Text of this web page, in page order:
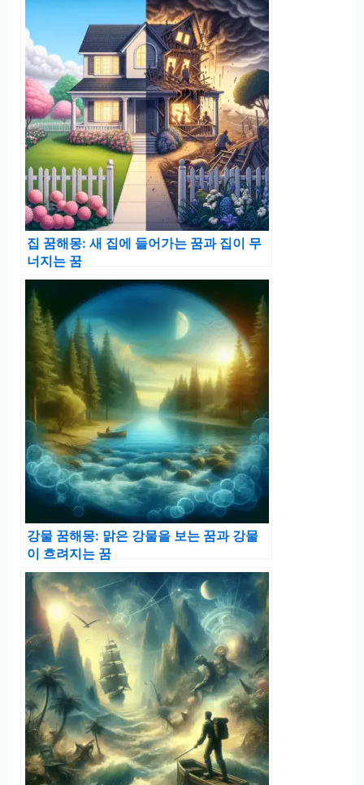
집 꿈해몽: 새 집에 들어가는 꿈과 집이 무
너지는 꿈
강물 꿈해몽: 맑은 강물을 보는 꿈과 강물
이 흐려지는 꿈